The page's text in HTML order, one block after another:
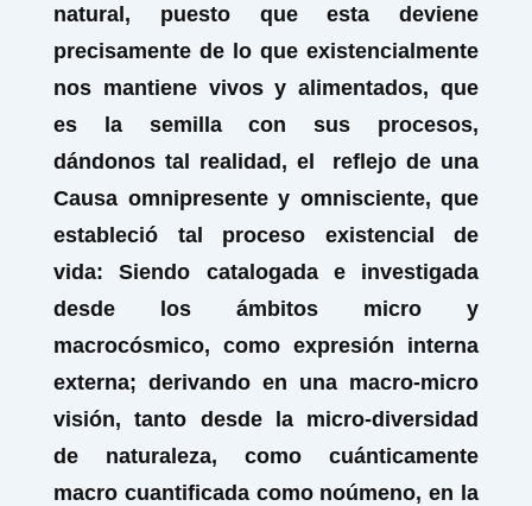
natural, puesto que esta deviene
precisamente de lo que existencialmente
nos mantiene vivos y alimentados, que
es la semilla con sus procesos,
dándonos tal realidad, el reflejo de una
Causa omnipresente y omnisciente, que
estableció tal proceso existencial de
vida: Siendo catalogada e investigada
desde los ámbitos micro y
macrocósmico, como expresión interna
externa; derivando en una macro-micro
visión, tanto desde la micro-diversidad
de naturaleza, como cuánticamente
macro cuantificada comonoúmeno, en la